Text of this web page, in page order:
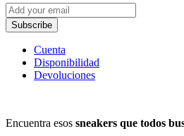
Subscribe
Cuenta
Disponibilidad
Devoluciones
Encuentra esos sneakers que todos